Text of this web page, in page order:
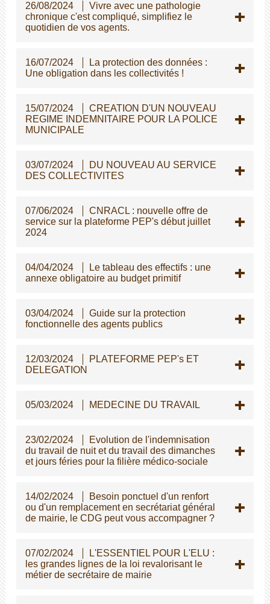
26/08/2024
Vivre avec une pathologie
chronique c'est compliqué, simplifiez le
quotidien de vos agents.
16/07/2024
La protection des données :
Une obligation dans les collectivités !
15/07/2024
CREATION D'UN NOUVEAU
REGIME INDEMNITAIRE POUR LA POLICE
MUNICIPALE
03/07/2024
DU NOUVEAU AU SERVICE
DES COLLECTIVITES
07/06/2024
CNRACL : nouvelle offre de
service sur la plateforme PEP's début juillet
2024
04/04/2024
Le tableau des effectifs : une
annexe obligatoire au budget primitif
03/04/2024
Guide sur la protection
fonctionnelle des agents publics
12/03/2024
PLATEFORME PEP's ET
DELEGATION
05/03/2024 MEDECINE DU TRAVAIL
23/02/2024
Evolution de l'indemnisation
du travail de nuit et du travail des dimanches
et jours féries pour la filière médico-sociale
14/02/2024
Besoin ponctuel d'un renfort
ou d'un remplacement en secrétariat général
de mairie, le CDG peut vous accompagner ?
07/02/2024
L'ESSENTIEL POUR L'ELU :
les grandes lignes de la loi revalorisant le
métier de secrétaire de mairie